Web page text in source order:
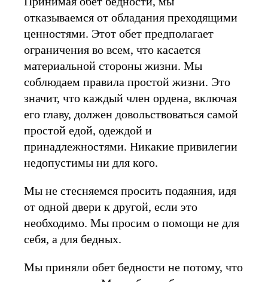
отказываемся от обладания преходящими
ценностями. Этот обет предполагает
ограничения во всем, что касается
материальной стороны жизни. Мы
соблюдаем правила простой жизни. Это
значит, что каждый член ордена, включая
его главу, должен довольствоваться самой
простой едой, одеждой и
принадлежностями. Никакие привилегии
недопустимы ни для кого.
Мы не стесняемся просить подаяния, идя
от одной двери к другой, если это
необходимо. Мы просим о помощи не для
себя, а для бедных.
Мы приняли обет бедности не потому, что